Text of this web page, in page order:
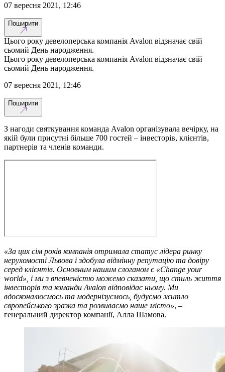
07 вересня 2021, 12:46
Поширити
Цього року девелоперська компанія Avalon відзначає свій
сьомий День народження.
Цього року девелоперська компанія Avalon відзначає свій
сьомий День народження.
07 вересня 2021, 12:46
Поширити
З нагоди святкування команда Avalon організувала вечірку, на
якій були присутні більше 700 гостей – інвесторів, клієнтів,
партнерів та членів команди.
«За цих сім років компанія отримала статус лідера ринку
нерухомості Львова і здобула відмінну репутацію та довіру
серед клієнтів. Основним нашим слоганом є «Change your
world», і ми з впевненістю можемо сказати, що стиль життя
інвесторів та команди Avalon відповідає ньому. Ми
вдосконалюємось та модернізуємось, будуємо житло
європейського зразка та розвиваємо наше місто», –
генеральний директор компанії, Алла Шамова.